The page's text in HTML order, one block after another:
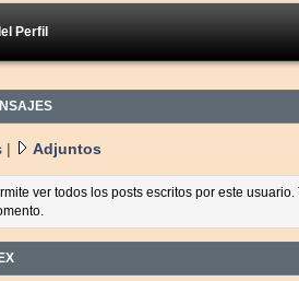
Perfil
| Adjuntos
ver todos los posts escritos por este